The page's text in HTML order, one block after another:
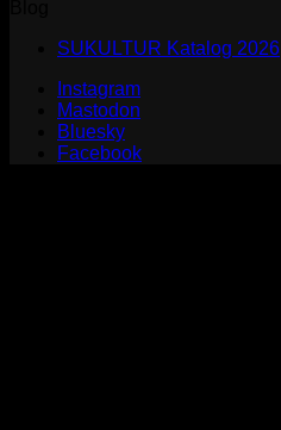
SUKULTUR Katalog 2026
Instagram
Mastodon
Bluesky
Facebook